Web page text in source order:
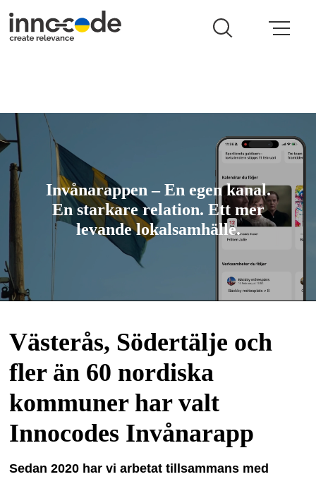
Invånarappen – En egen kanal.
En starkare relation. Ett mer
levande lokalsamhälle.
Västerås, Södertälje och
fler än 60 nordiska
kommuner har valt
Innocodes Invånarapp
Sedan 2020 har vi arbetat tillsammans med